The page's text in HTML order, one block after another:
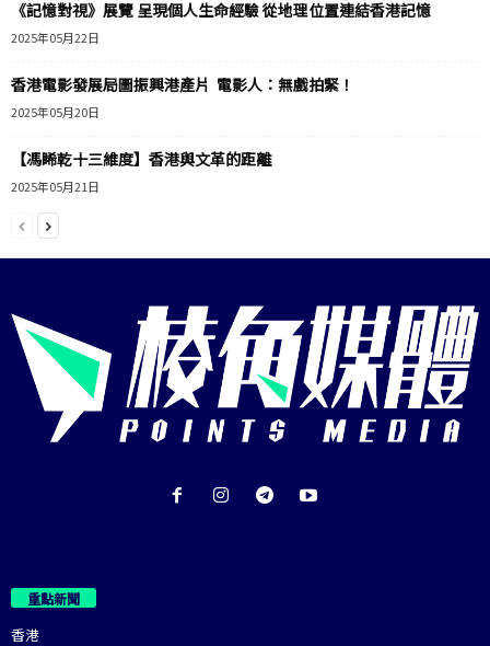
《記憶對視》展覽 呈現個人生命經驗 從地理位置連結香港記憶
2025年05月22日
香港電影發展局圖振興港產片 電影人：無戲拍緊！
2025年05月20日
【馮睎乾十三維度】香港與文革的距離
2025年05月21日
重點新聞
香港